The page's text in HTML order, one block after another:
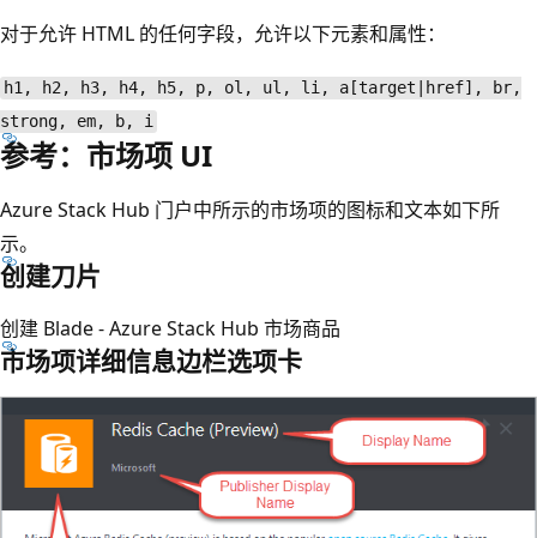
对于允许 HTML 的任何字段，允许以下元素和属性：
h1, h2, h3, h4, h5, p, ol, ul, li, a[target|href], br,
strong, em, b, i
参考：市场项 UI
Azure Stack Hub 门户中所示的市场项的图标和文本如下所
示。
创建刀片
创建 Blade - Azure Stack Hub 市场商品
市场项详细信息边栏选项卡